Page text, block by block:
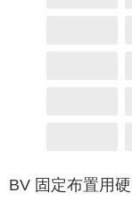
BV 固定布置用